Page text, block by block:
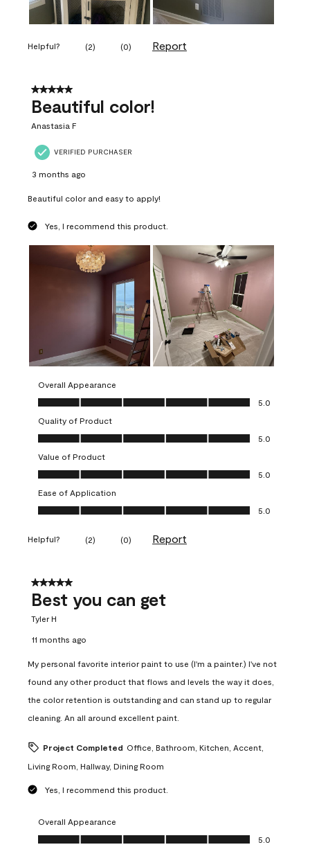
Helpful? (2) (0) Report
5 out of 5 stars.
Beautiful color!
Anastasia F
VERIFIED PURCHASER
3 months ago
Beautiful color and easy to apply!
Yes, I recommend this product.
Overall Appearance
Overall Appearance, 5.0 out of 5
5.0
Quality of Product
Quality of Product, 5.0 out of 5
5.0
Value of Product
Value of Product, 5.0 out of 5
5.0
Ease of Application
Ease of Application, 5.0 out of 5
5.0
Helpful? (2) (0) Report
5 out of 5 stars.
Best you can get
Tyler H
11 months ago
My personal favorite interior paint to use (I'm a painter.) I've not
found any other product that flows and levels the way it does,
the color retention is outstanding and can stand up to regular
cleaning. An all around excellent paint.
Project Completed Office, Bathroom, Kitchen, Accent,
Living Room, Hallway, Dining Room
Yes, I recommend this product.
Overall Appearance
Overall Appearance, 5.0 out of 5
5.0